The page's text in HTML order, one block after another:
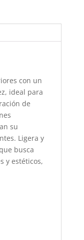
con un
ideal para
de
su
Ligera y
busca
y estéticos,